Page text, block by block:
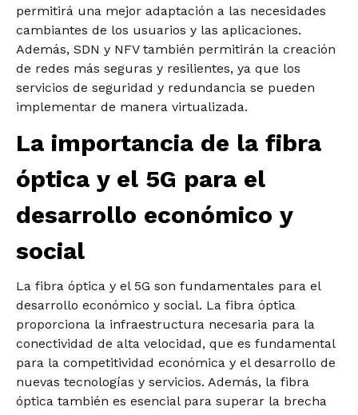
permitirá una mejor adaptación a las necesidades
cambiantes de los usuarios y las aplicaciones.
Además, SDN y NFV también permitirán la creación
de redes más seguras y resilientes, ya que los
servicios de seguridad y redundancia se pueden
implementar de manera virtualizada.
La importancia de la fibra
óptica y el 5G para el
desarrollo económico y
social
La fibra óptica y el 5G son fundamentales para el
desarrollo económico y social. La fibra óptica
proporciona la infraestructura necesaria para la
conectividad de alta velocidad, que es fundamental
para la competitividad económica y el desarrollo de
nuevas tecnologías y servicios. Además, la fibra
óptica también es esencial para superar la brecha